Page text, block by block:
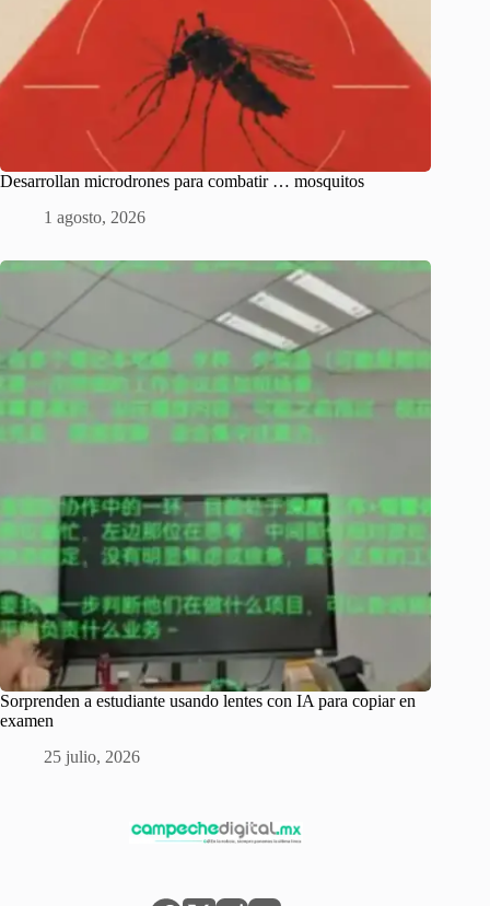
Desarrollan microdrones para combatir … mosquitos
1 agosto, 2026
Sorprenden a estudiante usando lentes con IA para copiar en
examen
25 julio, 2026